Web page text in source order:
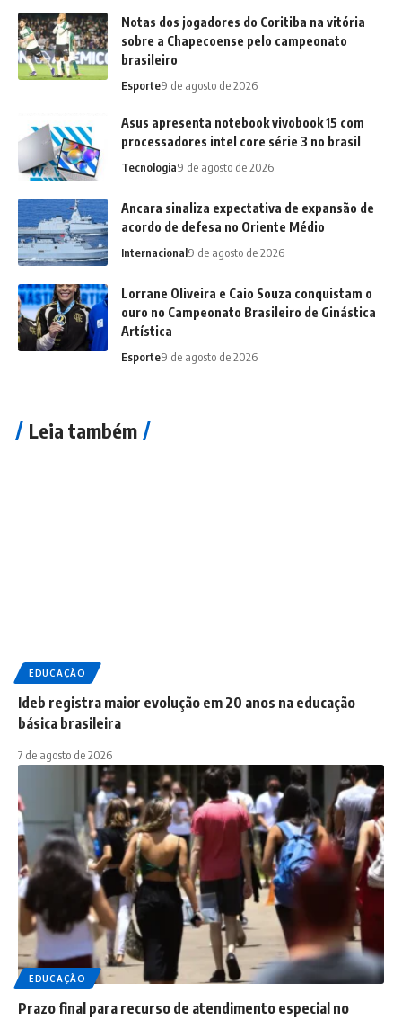
Notas dos jogadores do Coritiba na vitória
sobre a Chapecoense pelo campeonato
brasileiro
Esporte9 de agosto de 2026
Asus apresenta notebook vivobook 15 com
processadores intel core série 3 no brasil
Tecnologia9 de agosto de 2026
Ancara sinaliza expectativa de expansão de
acordo de defesa no Oriente Médio
Internacional9 de agosto de 2026
Lorrane Oliveira e Caio Souza conquistam o
ouro no Campeonato Brasileiro de Ginástica
Artística
Esporte9 de agosto de 2026
Leia também
EDUCAÇÃO
Ideb registra maior evolução em 20 anos na educação
básica brasileira
7 de agosto de 2026
EDUCAÇÃO
Prazo final para recurso de atendimento especial no